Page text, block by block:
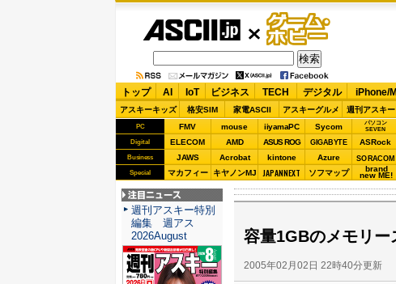
ゲーム・
ホビー
トップ AI IoT ビジネス TECH デジタル iPhone/
アスキーキッズ 格安SIM 家電ASCII アスキーグルメ 週刊アスキー
PC FMV mouse iiyamaPC Sycom
パソコン
SEVEN
Digital ELECOM AMD ASUS ROG GIGABYTE ASRock
Business JAWS Acrobat kintone Azure SORACOM
Special マカフィー キヤノンMJ JAPANNEXT ソフマップ brand
new ME!
容量1GBのメモリー
2005年02月02日 22時40分更新
注目ニュース
週刊アスキー特別
編集 週アス
2026August